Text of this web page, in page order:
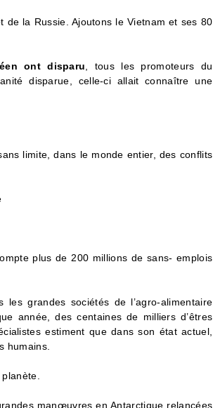
de la Russie. Ajoutons le Vietnam et ses 80
ont disparu , tous les promoteurs du
disparue, celle-ci allait connaître une
limite, dans le monde entier, des conflits
plus de 200 millions de sans- emplois
grandes sociétés de l’agro-alimentaire
année, des centaines de milliers d’êtres
estiment que dans son état actuel,
humains.
manœuvres en Antarctique relancées